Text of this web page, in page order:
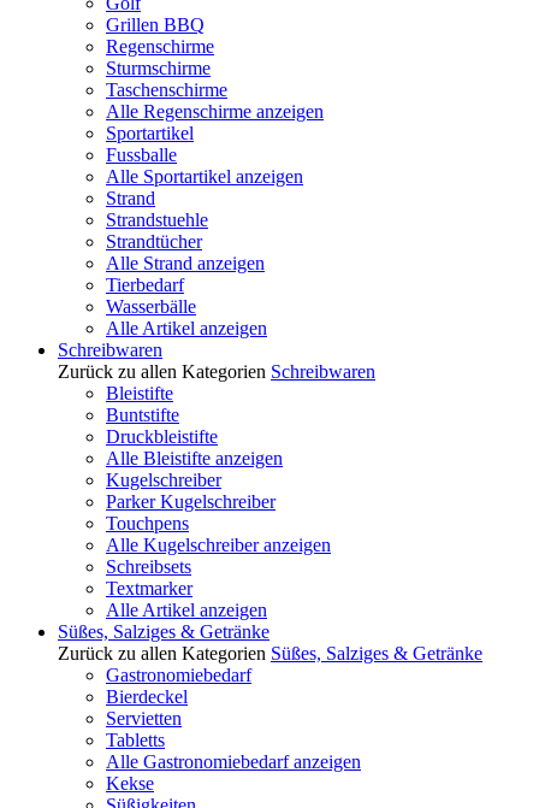
Grillen BBQ
Regenschirme
Sturmschirme
Taschenschirme
Alle Regenschirme anzeigen
Sportartikel
Fussballe
Alle Sportartikel anzeigen
Strand
Strandstuehle
Strandtücher
Alle Strand anzeigen
Tierbedarf
Wasserbälle
Alle Artikel anzeigen
Schreibwaren
Zurück zu allen Kategorien Schreibwaren
Bleistifte
Buntstifte
Druckbleistifte
Alle Bleistifte anzeigen
Kugelschreiber
Parker Kugelschreiber
Touchpens
Alle Kugelschreiber anzeigen
Schreibsets
Textmarker
Alle Artikel anzeigen
Süßes, Salziges & Getränke
Zurück zu allen Kategorien Süßes, Salziges & Getränke
Gastronomiebedarf
Bierdeckel
Servietten
Tabletts
Alle Gastronomiebedarf anzeigen
Kekse